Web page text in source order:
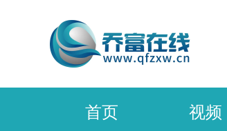
首页 视频